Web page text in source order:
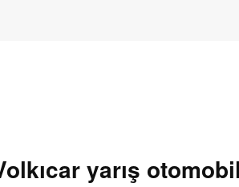
yarış